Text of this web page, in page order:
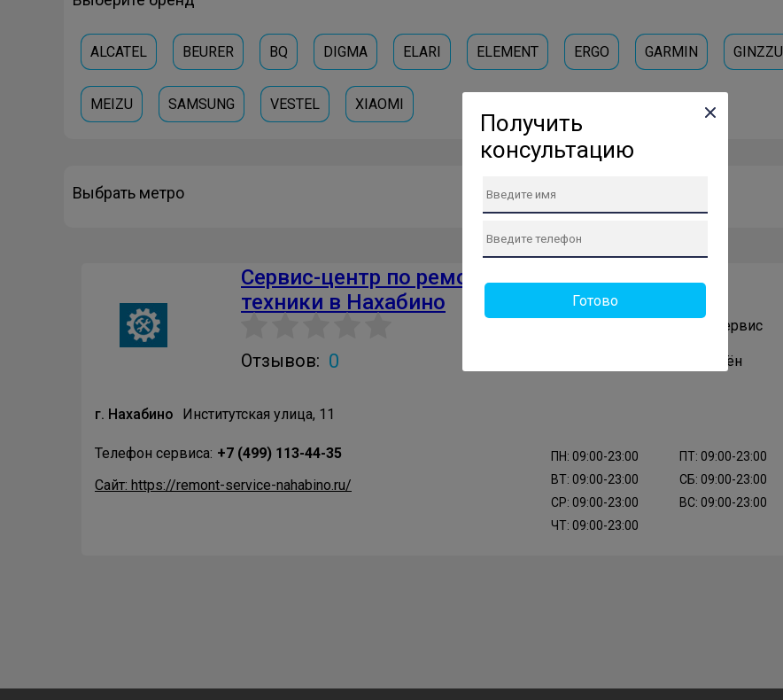
ALCATEL BEURER BQ DIGMA ELARI ELEMENT ERGO GARMIN GINZZU
MEIZU SAMSUNG VESTEL XIAOMI
Выбрать метро
Сервис-центр по ремонту
техники в Нахабино
Отзывов: 0
Проверенный сервис
Авторизированный сервис
Владелец подтверждён
г. Нахабино Институтская улица, 11
Телефон сервиса: +7 (499) 113-44-35
Сайт: https://remont-service-nahabino.ru/
ПН: 09:00-23:00
ВТ: 09:00-23:00
СР: 09:00-23:00
ЧТ: 09:00-23:00
ПТ: 09:00-23:00
СБ: 09:00-23:00
ВС: 09:00-23:00
Получить
консультацию
Готово